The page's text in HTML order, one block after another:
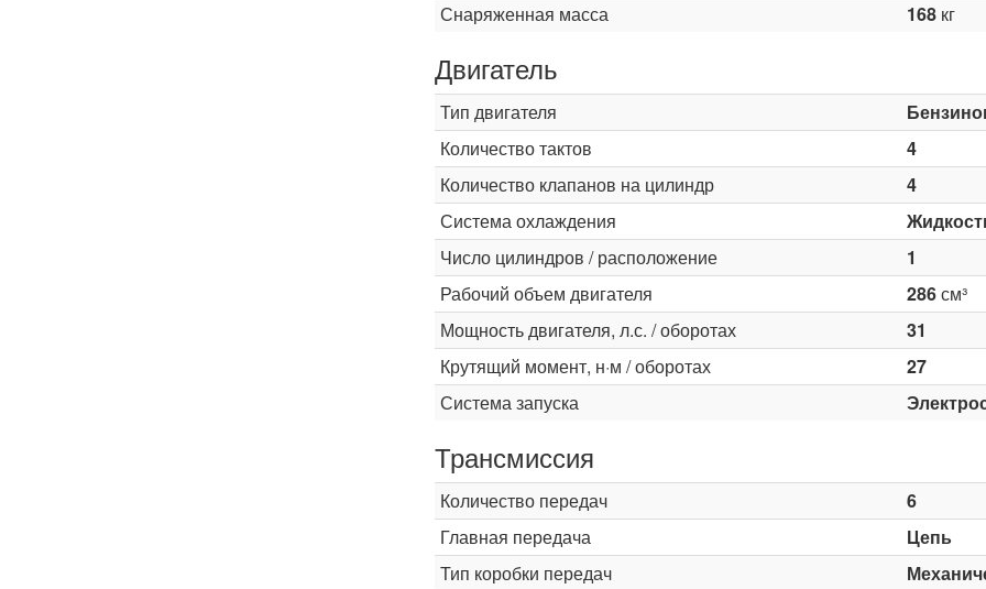
Снаряженная масса 168кг
Двигатель
Тип двигателя
Количество тактов
4
Количество клапанов на цилиндр
4
Система охлаждения
Число цилиндров / расположение
1
Рабочий объем двигателя
286см³
Мощность двигателя, л.с. / оборотах
31
Крутящий момент, н·м / оборотах
27
Система запуска
Трансмиссия
Количество передач
6
Главная передача
Цепь
Тип коробки передач